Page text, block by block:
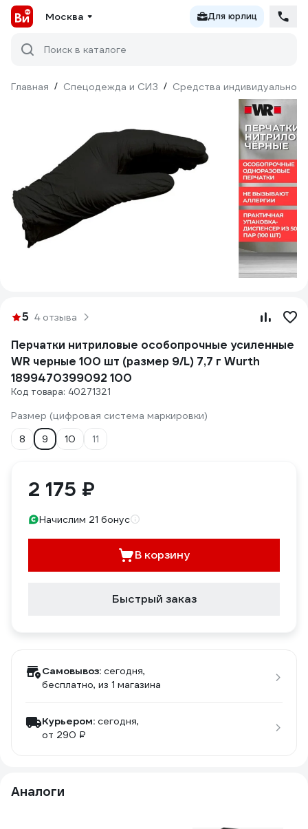
Москва Для юрлиц
Поиск в каталоге
Главная / Спецодежда и СИЗ / Средства индивидуальной
5 4 отзыва
Перчатки нитриловые особопрочные усиленные
WR черные 100 шт (размер 9/L) 7,7 г Wurth
1899470399092 100
Код товара: 40271321
Размер (цифровая система маркировки)
8
9 10 11
2 175 ₽
Начислим 21 бонус
В корзину
Быстрый заказ
Самовывоз: сегодня,
бесплатно, из 1 магазина
Курьером: сегодня,
от 290 ₽
Аналоги